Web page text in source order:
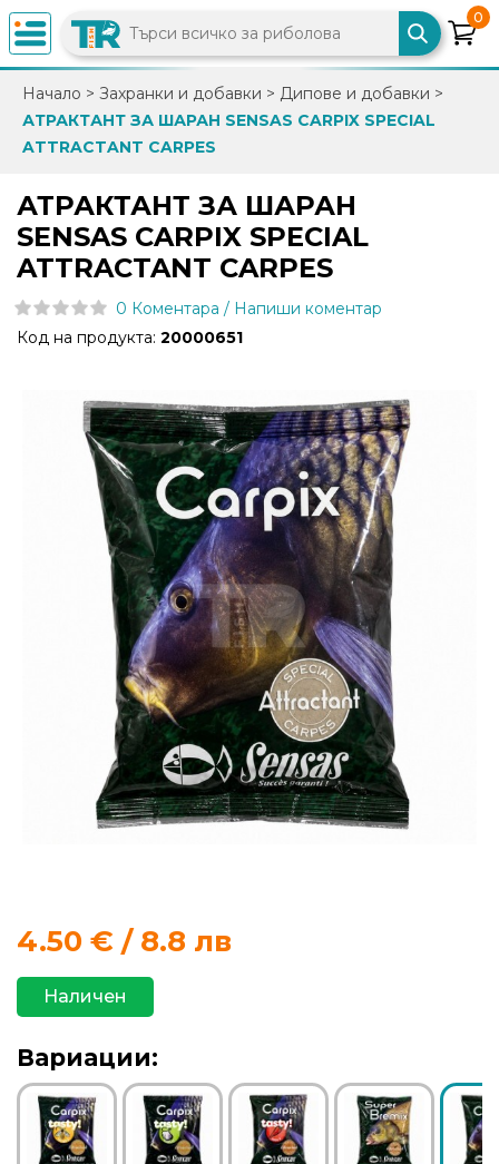
×
0882
892
info@trfish.com
Вход
Промоции
Нови
продукти
Захранки
риболов
Куки
за
риболов
0
Начало > Захранки и добавки > Дипове и добавки >
АТРАКТАНТ ЗА ШАРАН SENSAS CARPIX SPECIAL
ATTRACTANT CARPES
АТРАКТАНТ ЗА ШАРАН
SENSAS CARPIX SPECIAL
ATTRACTANT CARPES
0 Коментара / Напиши коментар
Код на продукта: 20000651
4.50 € / 8.8 лв
Наличен
Вариации: